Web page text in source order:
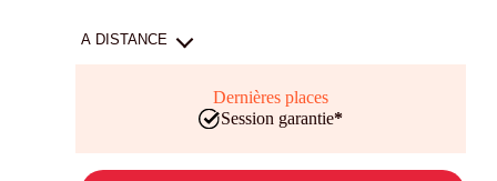
A DISTANCE
Dernières places
Session garantie*